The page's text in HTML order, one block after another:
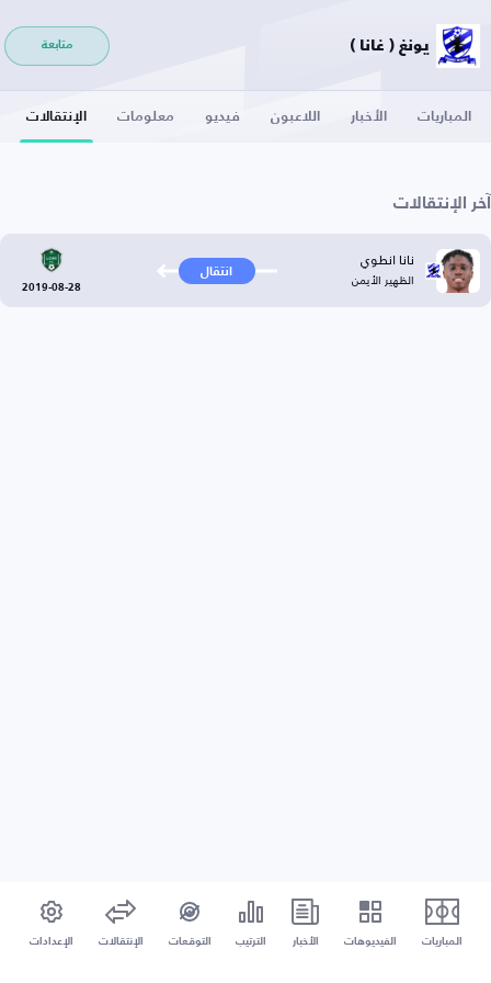
يونغ ( غانا ) متابعة
المباريات الأخبار اللاعبون فيديو معلومات الإنتقالات
آخر الإنتقالات
نانا انطوي
الظهير الأيمن انتقال
2019-08-28
المباريات الفيديوهات الأخبار الترتيب التوقعات الإنتقالات الإعدادات